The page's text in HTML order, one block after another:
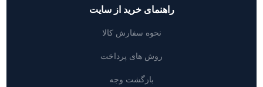
راهنمای خرید از سایت
نحوه سفارش کالا
روش های پرداخت
بازگشت وجه